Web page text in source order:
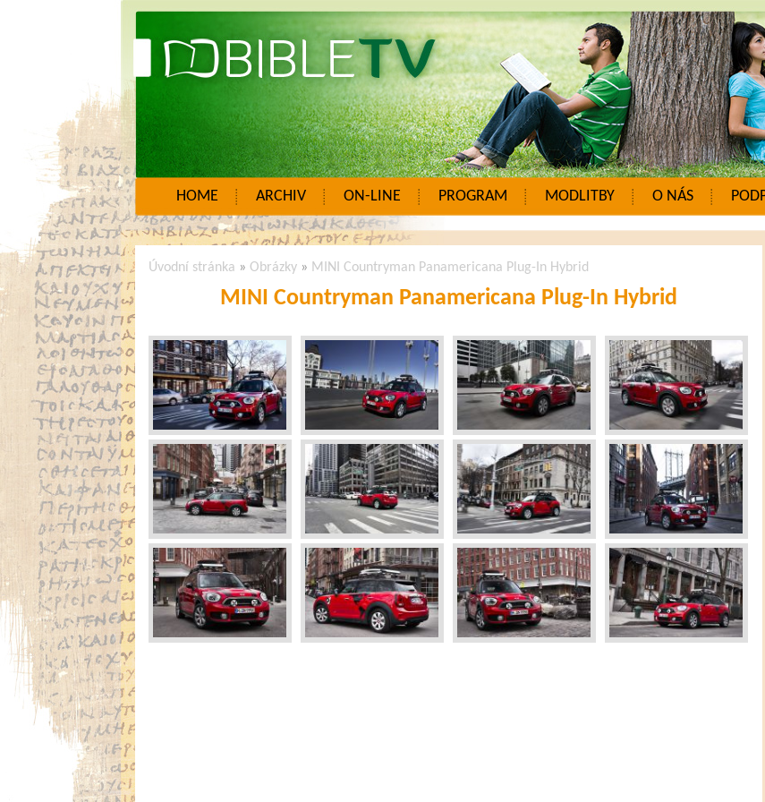
HOME ARCHIV ON-LINE PROGRAM MODLITBY O NÁS
Úvodní stránka » Obrázky» MINI Countryman Panamericana Plug-In Hybrid
MINI Countryman Panamericana Plug-In Hybrid